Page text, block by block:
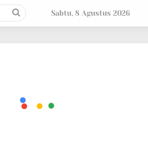
Sabtu, 8 Agustus 2026